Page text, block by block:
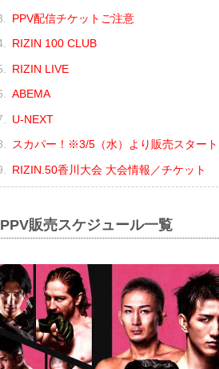
PPV配信チケットご注意
RIZIN 100 CLUB
RIZIN LIVE
ABEMA
U-NEXT
スカパー！※3/5（水）より販売スタート
RIZIN.50香川大会 大会情報／チケット
PPV販売スケジュール一覧